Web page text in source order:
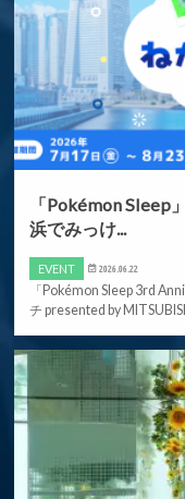
「Pokémon Sleep
浜でみっけ...
EVENT 2026.06.22
「Pokémon Sleep 3rd
チ presented by